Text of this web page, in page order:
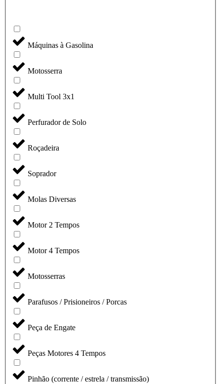
Máquinas à Gasolina
Motosserra
Multi Tool 3x1
Perfurador de Solo
Roçadeira
Soprador
Molas Diversas
Motor 2 Tempos
Motor 4 Tempos
Motosserras
Parafusos / Prisioneiros / Porcas
Peça de Engate
Peças Motores 4 Tempos
Pinhão (corrente / estrela / transmissão)